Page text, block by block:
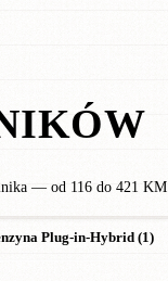
— od 116 do 421 KM.
Plug-in-Hybrid (1)